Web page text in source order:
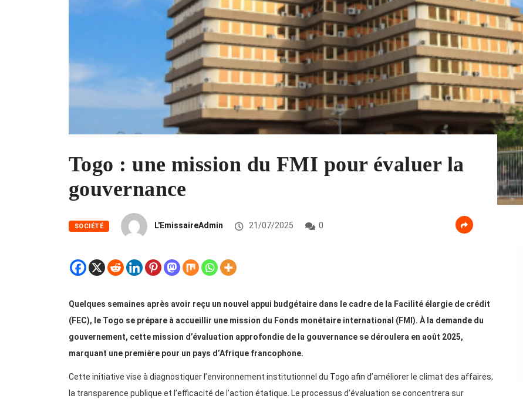
Togo : une mission du FMI pour évaluer la
gouvernance
SOCIÉTÉ L'EmissaireAdmin 21/07/2025 0
Quelques semaines après avoir reçu un nouvel appui budgétaire dans le cadre de la Facilité élargie de crédit
(FEC), le Togo se prépare à accueillir une mission du Fonds monétaire international (FMI). À la demande du
gouvernement, cette mission d’évaluation approfondie de la gouvernance se déroulera en août 2025,
marquant une première pour un pays d’Afrique francophone.
Cette initiative vise à diagnostiquer l’environnement institutionnel du Togo afin d’améliorer le climat des affaires,
la transparence publique et l’efficacité de l’action étatique. Le processus d’évaluation se concentrera sur